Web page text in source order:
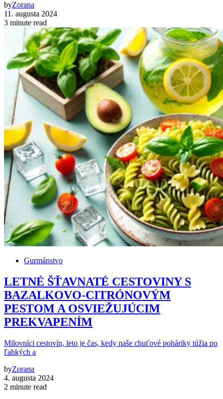
byZorana
11. augusta 2024
3 minute read
Gurmánstvo
LETNÉ ŠŤAVNATÉ CESTOVINY S
BAZALKOVO-CITRÓNOVÝM
PESTOM A OSVIEŽUJÚCIM
PREKVAPENÍM
Milovníci cestovín, leto je čas, kedy naše chuťové poháriky túžia po
ľahkých a
byZorana
4. augusta 2024
2 minute read